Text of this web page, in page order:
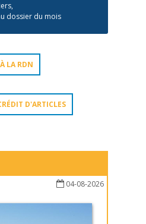
dossier du mois
À LA RDN
D'ARTICLES
04-08-2026